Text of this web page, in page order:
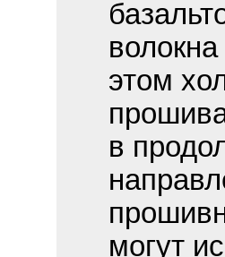
этом
в
могут